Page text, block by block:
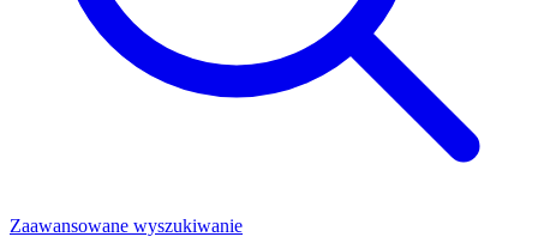
Zaawansowane wyszukiwanie